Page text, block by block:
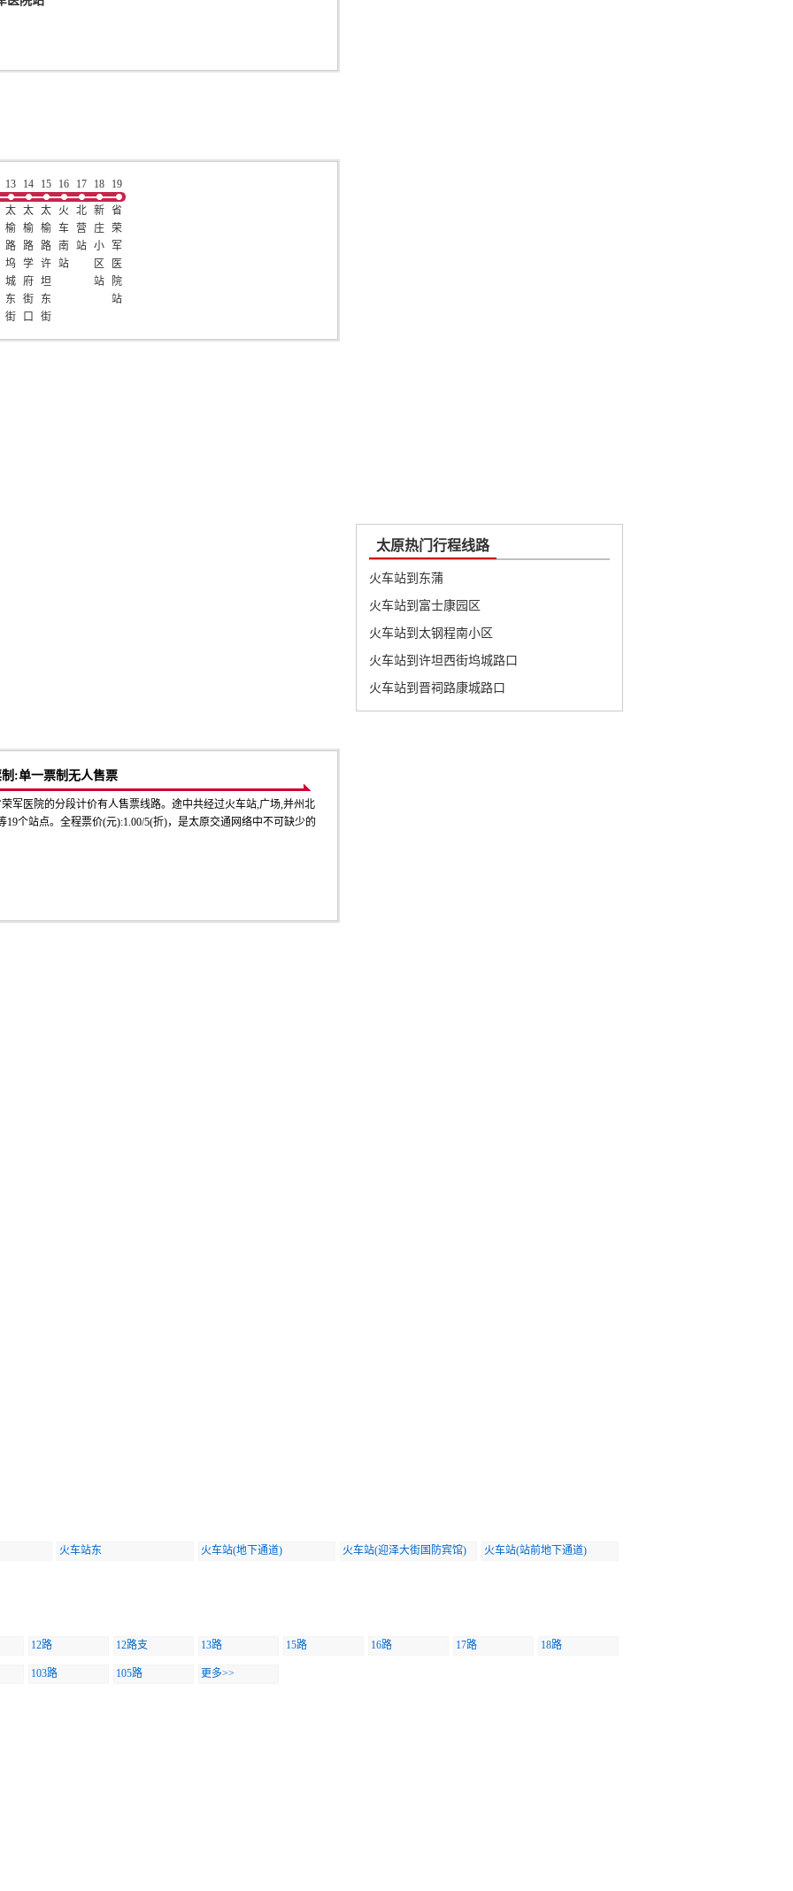
13
太
榆
路
坞
城
东
街
14
太
榆
路
学
府
街
口
15
太
榆
路
许
坦
东
街
16
火
车
南
站
17
北
营
站
18
新
庄
小
区
站
19
省
荣
军
医
院
站
:单一票制无人售票
军医院的分段计价有人售票线路。途中共经过火车站,广场,并州北
个站点。全程票价(元):1.00/5(折)，是太原交通网络中不可缺少的
太原热门行程线路
火车站到东蒲
火车站到富士康园区
火车站到太钢程南小区
火车站到许坦西街坞城路口
火车站到晋祠路康城路口
火车站东 火车站(地下通道) 火车站(迎泽大街国防宾馆) 火车站(站前地下通道)
12路 12路支 13路 15路 16路 17路 18路
103路 105路 更多>>